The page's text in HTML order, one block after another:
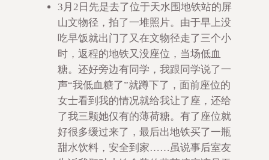
3月2日先是去了位于天水围地铁站的屏
山文物径，拍了一堆照片。由于早上没
吃早饭就出门了又在文物径走了三个小
时，返程的地铁又没座位，当场低血
糖。还好旁边有同学，我跟同学说了一
声“我低血糖了”就蹲下了，面前座位的
女士看到我的情况就给我让了座，还给
了我三颗她仅有的薄荷糖。有了座位就
好很多缓过来了，最后出地铁买了一瓶
甜水饮料，安全到家……虽说事后室友